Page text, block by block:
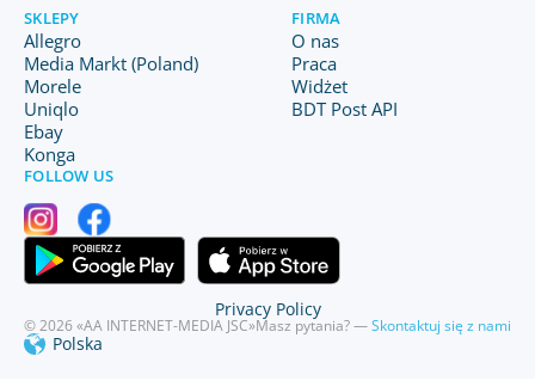
SKLEPY
Allegro
Media Markt (Poland)
Morele
Uniqlo
Ebay
Konga
FIRMA
O nas
Praca
Widżet
BDT Post API
FOLLOW US
© 2026 «AA INTERNET-MEDIA JSC»Masz pytania? —Skontaktuj się z nami
Polska
Privacy Policy